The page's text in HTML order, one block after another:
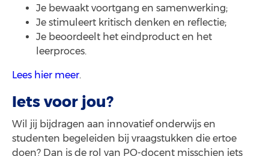
Je bewaakt voortgang en samenwerking;
Je stimuleert kritisch denken en reflectie;
Je beoordeelt het eindproduct en het
leerproces.
Lees hier meer.
Iets voor jou?
Wil jij bijdragen aan innovatief onderwijs en
studenten begeleiden bij vraagstukken die ertoe
doen? Dan is de rol van PO-docent misschien iets